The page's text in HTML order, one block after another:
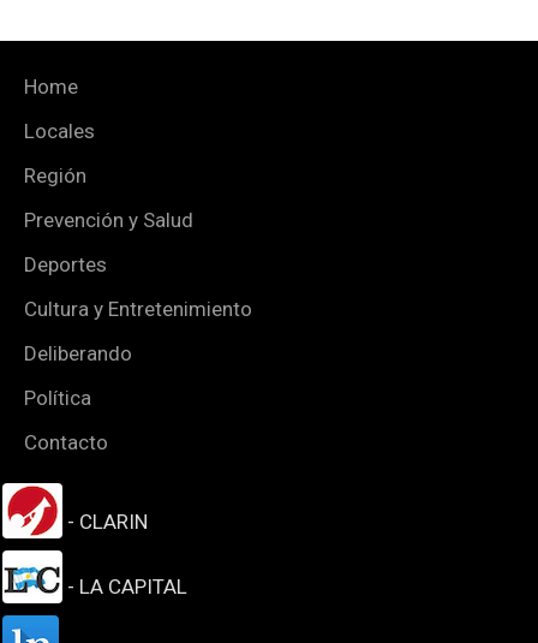
Home
Locales
Región
Prevención y Salud
Deportes
Cultura y Entretenimiento
Deliberando
Política
Contacto
- CLARIN
- LA CAPITAL